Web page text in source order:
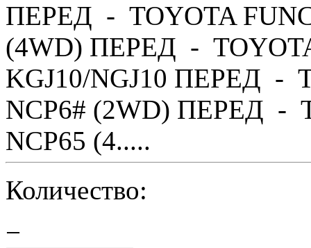
ПЕРЕД - TOYOTA
(4WD) ПЕРЕД -
KGJ10/NGJ10 ПЕРЕД -
NCP6# (2WD) ПЕРЕД -
NCP65 (4.....
Количество:
−